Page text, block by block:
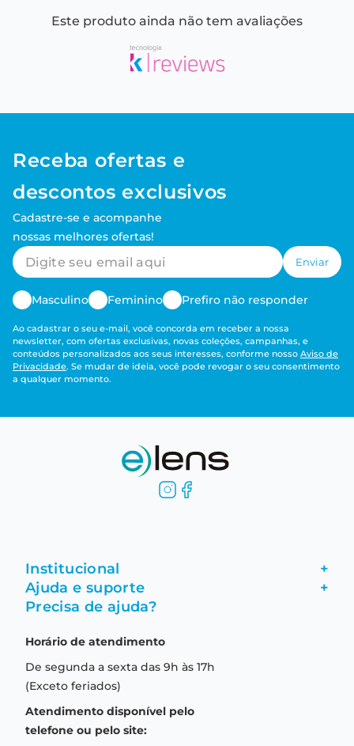
Este produto ainda não tem avaliações
Receba ofertas e
descontos exclusivos
Cadastre-se e acompanhe
nossas melhores ofertas!
Enviar
Masculino Feminino Prefiro não responder
Ao cadastrar o seu e-mail, você concorda em receber a nossa
newsletter, com ofertas exclusivas, novas coleções, campanhas, e
conteúdos personalizados aos seus interesses, conforme nosso Aviso de
Privacidade. Se mudar de ideia, você pode revogar o seu consentimento
a qualquer momento.
Institucional +
Fale conosco
Formas de pagamento
Aviso de privacidade
Termos e condições de uso
Ajuda e suporte +
Garantia
Troca e devolução
Central de relacionamento
Precisa de ajuda?
Horário de atendimento
De segunda a sexta das 9h às 17h
(Exceto feriados)
Atendimento disponível pelo
telefone ou pelo site: